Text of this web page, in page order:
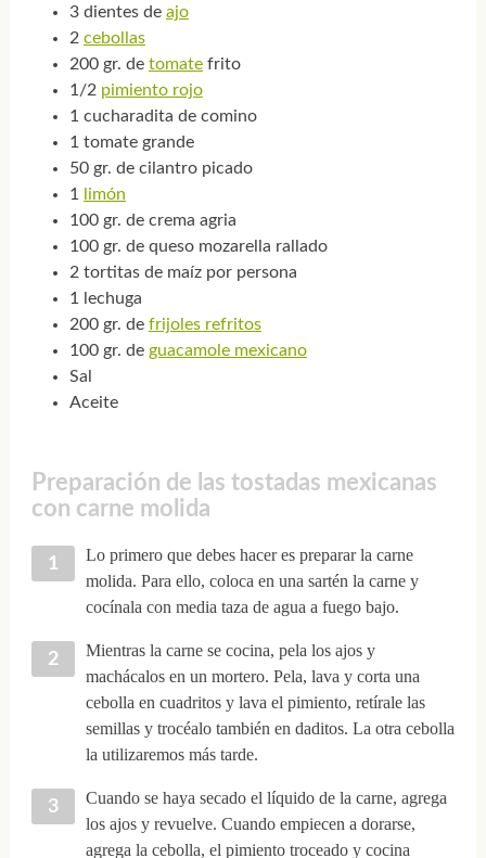
3 dientes de ajo
2 cebollas
200 gr. de tomatefrito
1/2 pimiento rojo
1 cucharadita de comino
1 tomate grande
50 gr. de cilantro picado
1
limón
100 gr. de crema agria
100 gr. de queso mozarella rallado
2 tortitas de maíz por persona
1 lechuga
200 gr. de frijoles refritos
100 gr. de guacamole mexicano
Sal
Aceite
Preparación de las tostadas mexicanas
con carne molida
Lo primero que debes hacer es preparar la carne
molida. Para ello, coloca en una sartén la carne y
cocínala con media taza de agua a fuego bajo.
Mientras la carne se cocina, pela los ajos y
machácalos en un mortero. Pela, lava y corta una
cebolla en cuadritos y lava el pimiento, retírale las
semillas y trocéalo también en daditos. La otra cebolla
la utilizaremos más tarde.
Cuando se haya secado el líquido de la carne, agrega
los ajos y revuelve. Cuando empiecen a dorarse,
agrega la cebolla, el pimiento troceado y cocina